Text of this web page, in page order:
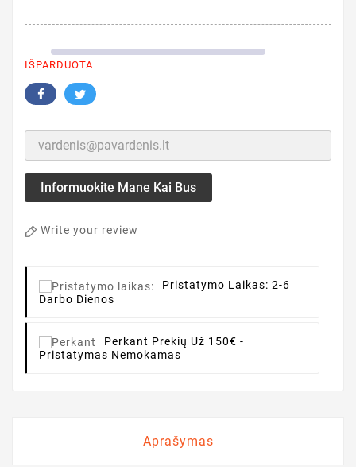
IŠPARDUOTA
Informuokite Mane Kai Bus
Write your review
Pristatymo Laikas: 2-6
Darbo Dienos
Perkant Prekių Už 150€ -
Pristatymas Nemokamas
Aprašymas